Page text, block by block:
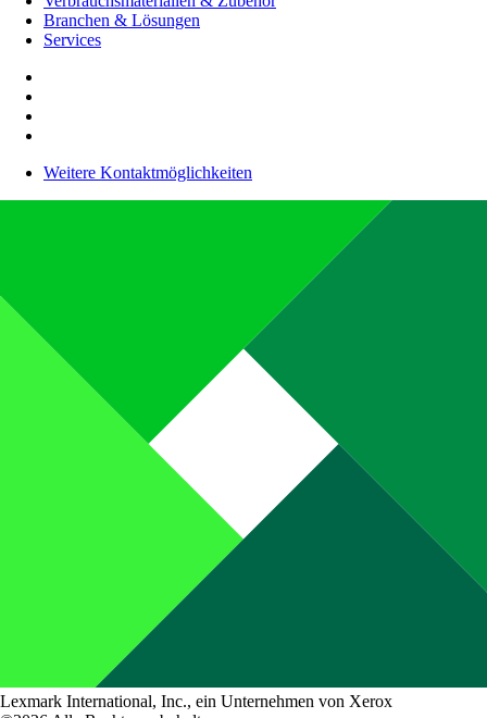
Branchen & Lösungen
Services
Weitere Kontaktmöglichkeiten
Lexmark International, Inc., ein Unternehmen von Xerox